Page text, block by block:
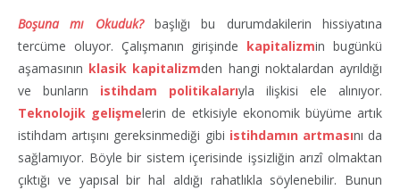
Boşuna mı Okuduk?başlığı bu durumdakilerin hissiyatına
tercüme oluyor. Çalışmanın girişinde kapitalizmin bugünkü
aşamasının klasik kapitalizmden hangi noktalardan ayrıldığı
ve bunların istihdam politikalarıyla ilişkisi ele alınıyor.
Teknolojik gelişmelerin de etkisiyle ekonomik büyüme artık
istihdam artışını gereksinmediği gibi istihdamın artmasını da
sağlamıyor. Böyle bir sistem içerisinde işsizliğin arızî olmaktan
çıktığı ve yapısal bir hal aldığı rahatlıkla söylenebilir. Bunun